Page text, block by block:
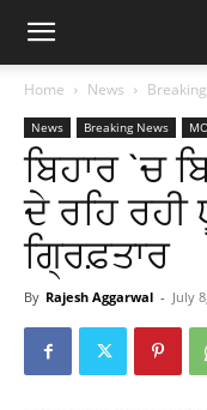
Home News
News Breaking News
ਬਿਹਾਰ `ਚ
ਦੇ ਰਹਿ
ਗ੍ਰਿਫ਼ਤਾਰ
By Rajesh Aggarwal - July